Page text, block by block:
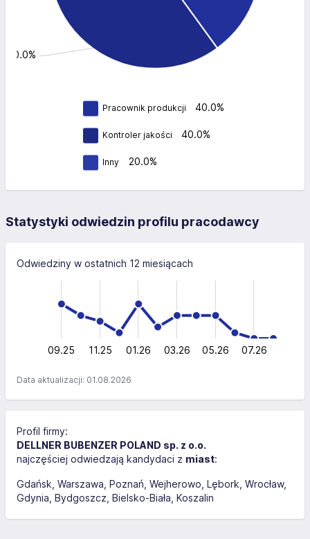
40.0%
Pracownik produkcji 40.0%
Kontroler jakości 40.0%
Inny 20.0%
Statystyki odwiedzin profilu pracodawcy
Odwiedziny w ostatnich 12 miesiącach
L
09.25 11.25 01.26 03.26 05.26 07.26
Data aktualizacji: 01.08.2026
Profil firmy:
DELLNER BUBENZER POLAND sp. z o.o.
najczęściej odwiedzają kandydaci z miast:
Gdańsk Warszawa Poznań Wejherowo Lębork Wrocław
Gdynia Bydgoszcz Bielsko-Biała Koszalin